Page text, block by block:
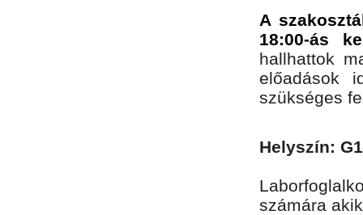
A
18:00-ás
hallhattok
előadások
szükséges
Helyszín:
számára